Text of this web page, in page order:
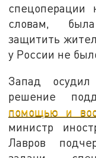
спецоперации
словам,
защитить
у России не
Запад
решение
помощью и
министр
Лавров